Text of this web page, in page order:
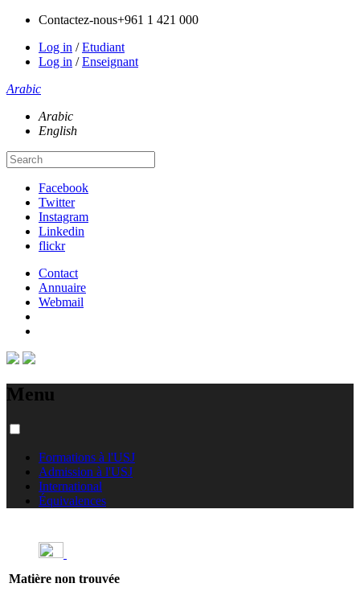
Contactez-nous+961 1 421 000
Log in /Etudiant
Log in /Enseignant
Arabic
Arabic
English
Facebook
Twitter
Instagram
Linkedin
flickr
Contact
Annuaire
Webmail
Menu
Formations à l'USJ
Admission à l'USJ
International
Équivalences
Matière non trouvée